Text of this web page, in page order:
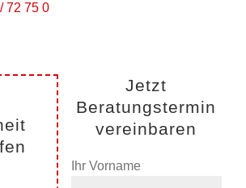
72 75 0
Jetzt
Beratungstermin
vereinbaren
Ihr Vorname